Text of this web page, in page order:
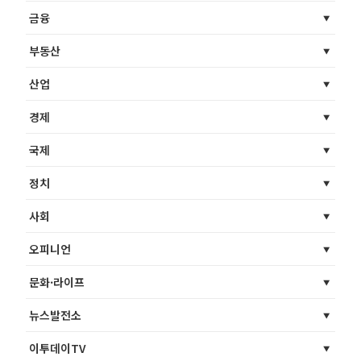
금융
부동산
산업
경제
국제
정치
사회
오피니언
문화·라이프
뉴스발전소
이투데이TV